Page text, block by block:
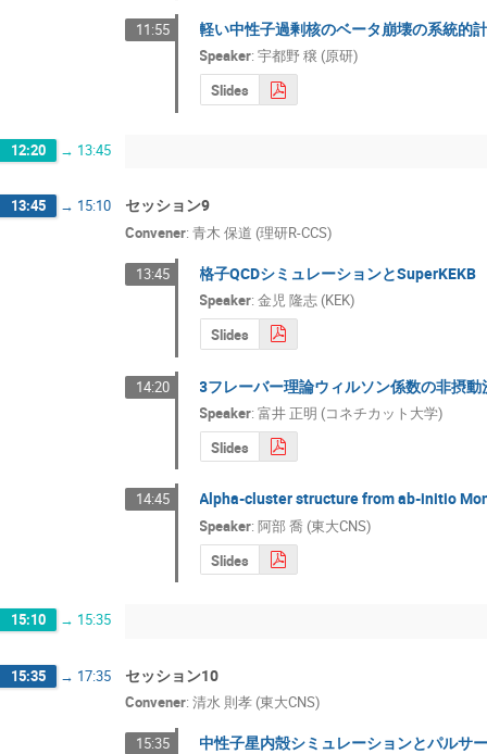
11:55 軽い中性子過剰核のベータ崩壊の系統的
Speaker:宇都野 穣 (原研)
Slides
12:20 → 13:45
13:45 → 15:10 セッション9
Convener: ⻘木 保道 (理研R-CCS)
13:45 格子QCDシミュレーションとSuperKEKB
Speaker:金児 隆志 (KEK)
Slides
14:20 3フレーバー理論ウィルソン係数の非摂動
Speaker:富井 正明 (コネチカット大学)
Slides
14:45 Alpha-cluster structure from ab-initio
Speaker:阿部 喬 (東大CNS)
Slides
15:10 → 15:35
15:35 → 17:35 セッション10
Convener: 清水 則孝 (東大CNS)
15:35 中性子星内殻シミュレーションとパルサ